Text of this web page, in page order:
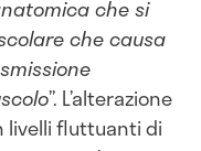
che si
che causa
”. L’alterazione
livelli fluttuanti di